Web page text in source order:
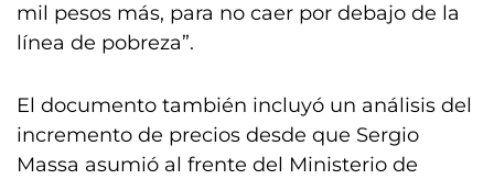
mil pesos más, para no caer por debajo de la
línea de pobreza”.
El documento también incluyó un análisis del
incremento de precios desde que Sergio
Massa asumió al frente del Ministerio de